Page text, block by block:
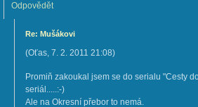
Odpovědět
Re: Mušákovi
(Oťas, 7. 2. 2011 21:08)
Promiň zakoukal jsem se do serialu "Cesty
seriál.....:-)
Ale na Okresní přebor to nemá.